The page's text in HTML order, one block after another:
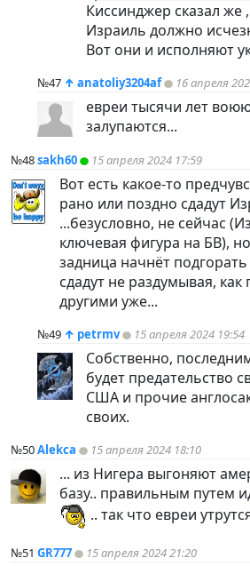
Киссинджер сказал же
Израиль должно
Вот они и исполняют
№47 ↑ anatoliy3204af 16 апреля
евреи тысячи лет
залупаются...
№48sakh60 15 апреля 2024 17:59
Вот есть какое-то
рано или поздно сдадут
...безусловно, не сейчас
ключевая фигура на БВ),
задница начнёт подгорать
сдадут не раздумывая,
другими уже...
№49 ↑ petrmv 15 апреля 2024 19:54
Собственно,
будет предательство
США и прочие
своих.
№50Alekca 15 апреля 2024 18:10
... из Нигера выгоняют
базу.. правильным путем
.. так что евреи
№51 GR777 15 апреля 2024 21:20